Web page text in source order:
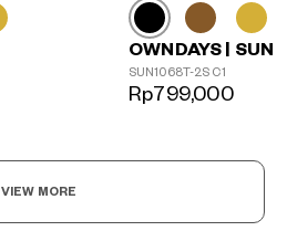
OWNDAYS | SUN
SUN1068T-2S C1
Rp799,000
VIEW MORE